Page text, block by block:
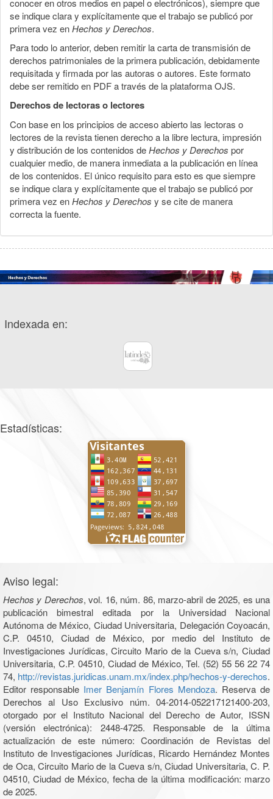
conocer en otros medios en papel o electrónicos), siempre que
se indique clara y explícitamente que el trabajo se publicó por
primera vez enHechos y Derechos.
Para todo lo anterior, deben remitir la carta de transmisión de
derechos patrimoniales de la primera publicación, debidamente
requisitada y firmada por las autoras o autores. Este formato
debe ser remitido en PDF a través de la plataforma OJS.
Derechos de lectoras o lectores
Con base en los principios de acceso abierto las lectoras o
lectores de la revista tienen derecho a la libre lectura, impresión
y distribución de los contenidos deHechos y Derechos por
cualquier medio, de manera inmediata a la publicación en línea
de los contenidos. El único requisito para esto es que siempre
se indique clara y explícitamente que el trabajo se publicó por
primera vez enHechos y Derechos y se cite de manera
correcta la fuente.
Indexada en:
Estadísticas:
Aviso legal:
Hechos y Derechos, vol. 16, núm. 86, marzo-abril de 2025, es una
publicación bimestral editada por la Universidad Nacional
Autónoma de México, Ciudad Universitaria, Delegación Coyoacán,
C.P. 04510, Ciudad de México, por medio del Instituto de
Investigaciones Jurídicas, Circuito Mario de la Cueva s/n, Ciudad
Universitaria, C.P. 04510, Ciudad de México, Tel. (52) 55 56 22 74
74, http://revistas.juridicas.unam.mx/index.php/hechos-y-derechos.
Editor responsable Imer Benjamín Flores Mendoza. Reserva de
Derechos al Uso Exclusivo núm. 04-2014-052217121400-203,
otorgado por el Instituto Nacional del Derecho de Autor, ISSN
(versión electrónica): 2448-4725. Responsable de la última
actualización de este número: Coordinación de Revistas del
Instituto de Investigaciones Jurídicas, Ricardo Hernández Montes
de Oca, Circuito Mario de la Cueva s/n, Ciudad Universitaria, C. P.
04510, Ciudad de México, fecha de la última modificación: marzo
de 2025.